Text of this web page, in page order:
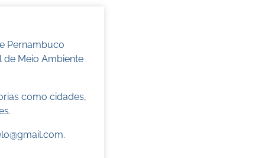
Pernambuco
de Meio Ambiente
como cidades,
.